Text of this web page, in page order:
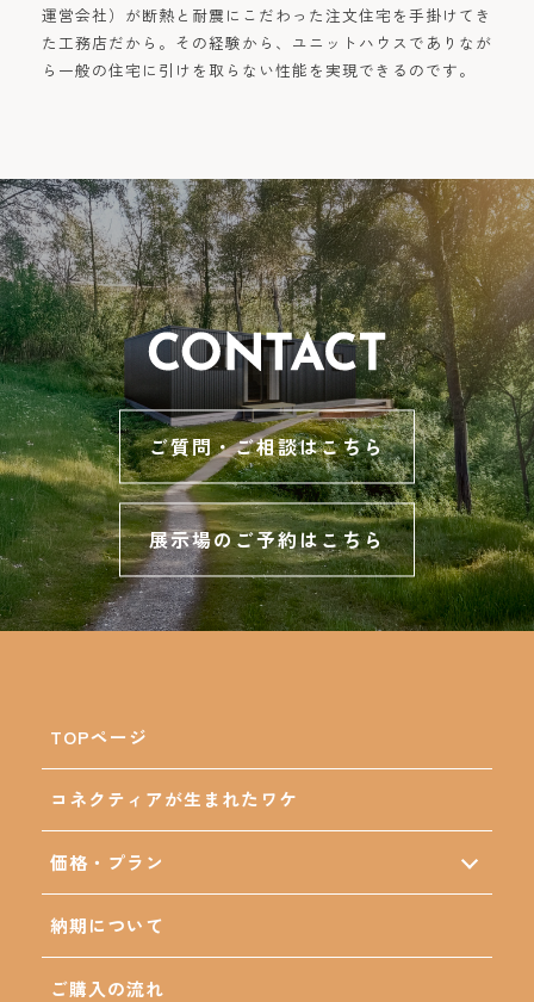
運営会社）が断熱と耐震にこだわった注文住宅を手掛けてき
た工務店だから。その経験から、ユニットハウスでありなが
ら一般の住宅に引けを取らない性能を実現できるのです。
ご質問・ご相談はこちら
展示場のご予約はこちら
TOPページ
コネクティアが生まれたワケ
価格・プラン
CONNECTIA28（2ユニット）
CONNECTIA42（3ユニット）
CONNECTIA71（5ユニット）
納期について
ご購入の流れ